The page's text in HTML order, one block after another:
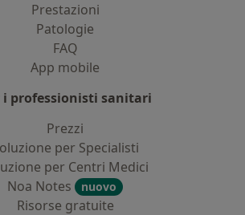
Prestazioni
Patologie
FAQ
App mobile
i professionisti sanitari
Prezzi
per Specialisti
per Centri Medici
Noa Notes
nuovo
Risorse gratuite